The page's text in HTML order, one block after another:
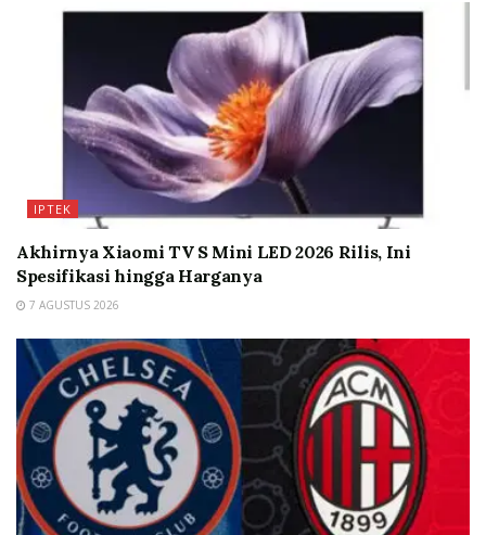
IPTEK
Akhirnya Xiaomi TV S Mini LED 2026 Rilis, Ini
Spesifikasi hingga Harganya
7 AGUSTUS 2026